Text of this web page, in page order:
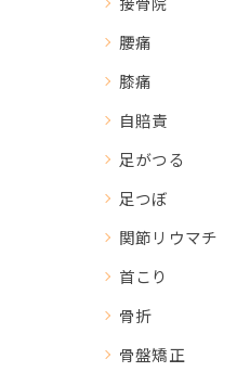
腰痛
膝痛
自賠責
足がつる
足つぼ
関節リウマチ
首こり
骨折
骨盤矯正